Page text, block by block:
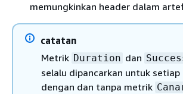
memungkinkan header dalam
catatan
Metrik Duration dan
selalu dipancarkan untuk setiap
dengan dan tanpa metrik